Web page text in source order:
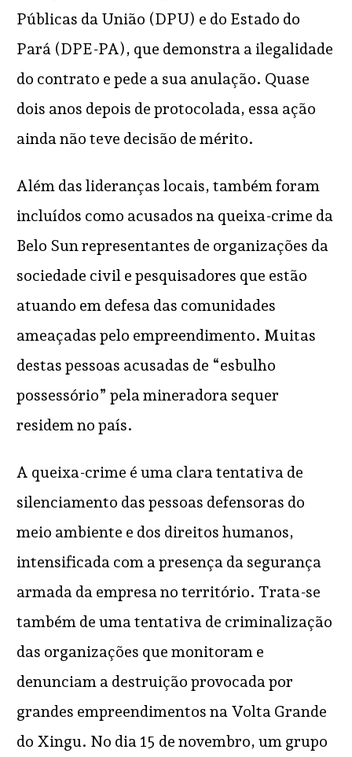
Públicas da União (DPU) e do Estado do
Pará (DPE-PA), que demonstra a ilegalidade
do contrato e pede a sua anulação. Quase
dois anos depois de protocolada, essa ação
ainda não teve decisão de mérito.
Além das lideranças locais, também foram
incluídos como acusados na queixa-crime da
Belo Sun representantes de organizações da
sociedade civil e pesquisadores que estão
atuando em defesa das comunidades
ameaçadas pelo empreendimento. Muitas
destas pessoas acusadas de “esbulho
possessório” pela mineradora sequer
residem no país.
A queixa-crime é uma clara tentativa de
silenciamento das pessoas defensoras do
meio ambiente e dos direitos humanos,
intensificada com a presença da segurança
armada da empresa no território. Trata-se
também de uma tentativa de criminalização
das organizações que monitoram e
denunciam a destruição provocada por
grandes empreendimentos na Volta Grande
do Xingu. No dia 15 de novembro, um grupo